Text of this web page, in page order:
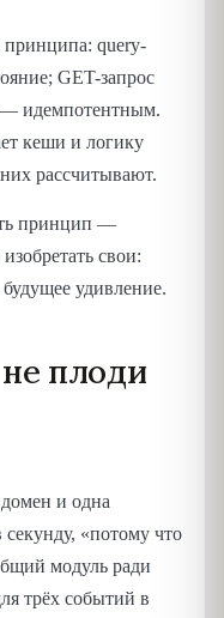
query-
GET-запрос
— идемпотентным.
кеши и логику
рассчитывают.
принцип —
свои:
удивление.
плоди
и одна
секунду, «потому что
модуль ради
трёх событий в